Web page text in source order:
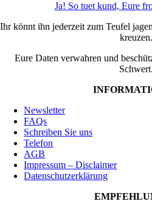
Ja! So tuet kund, Eure
Ihr könnt ihn jederzeit zum Teufel
kreuzen.
Eure Daten verwahren und
Schwert.
Newsletter
FAQs
Schreiben Sie uns
Telefon
AGB
Impressum – Disclaimer
Datenschutzerklärung